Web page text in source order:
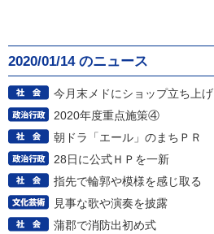
2020/01/14 のニュース
今月末メドにショップ立ち上げ
2020年度重点施策④
朝ドラ「エール」のまちＰＲ
28日に公式ＨＰを一新
指先で輪郭や模様を感じ取る
見事な歌や演奏を披露
蒲郡で消防出初め式